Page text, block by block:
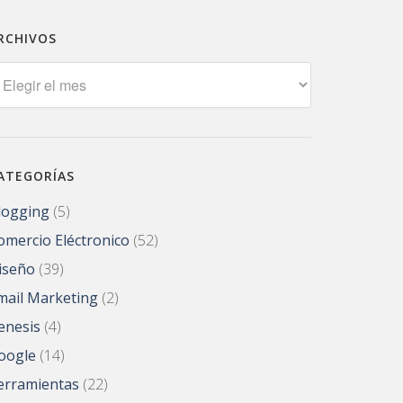
(5)
Eléctronico (52)
(39)
Marketing (2)
(4)
(14)
(22)